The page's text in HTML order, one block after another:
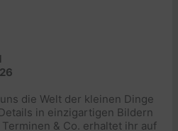
die Welt der kleinen Dinge
in einzigartigen Bildern
& Co. erhaltet ihr auf